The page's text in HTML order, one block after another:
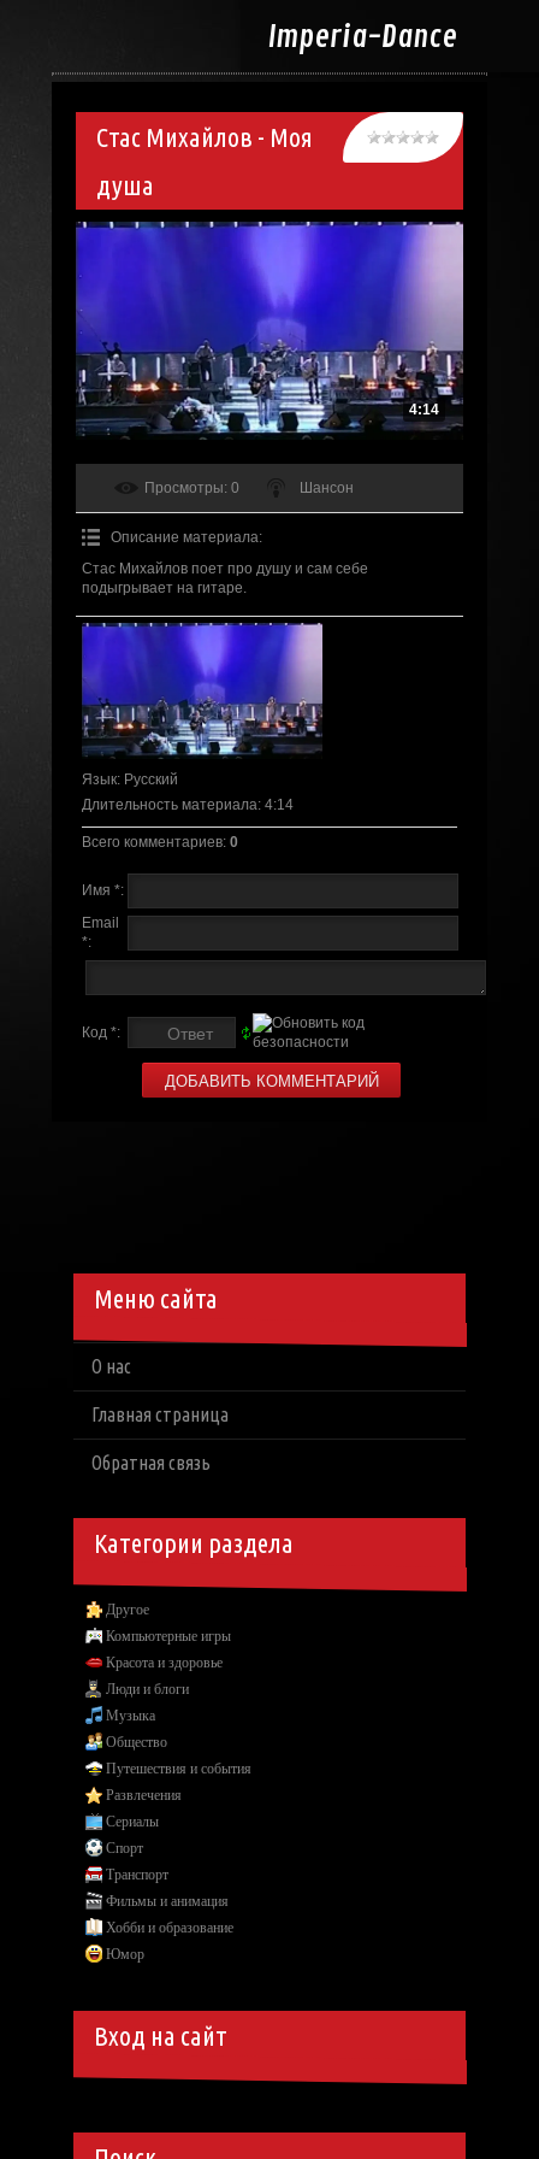
Imperia-Dance
Стас Михайлов - Моя
душа
4:14
Просмотры: 0 Шансон
Описание материала:
Стас Михайлов поет про душу и сам себе
подыгрывает на гитаре.
Язык: Русский
Длительность материала: 4:14
Всего комментариев: 0
Имя *:
Email
*:
Код *:
Меню сайта
О нас
Главная страница
Обратная связь
Категории раздела
Другое
Компьютерные игры
Красота и здоровье
Люди и блоги
Музыка
Общество
Путешествия и события
Развлечения
Сериалы
Спорт
Транспорт
Фильмы и анимация
Хобби и образование
Юмор
Вход на сайт